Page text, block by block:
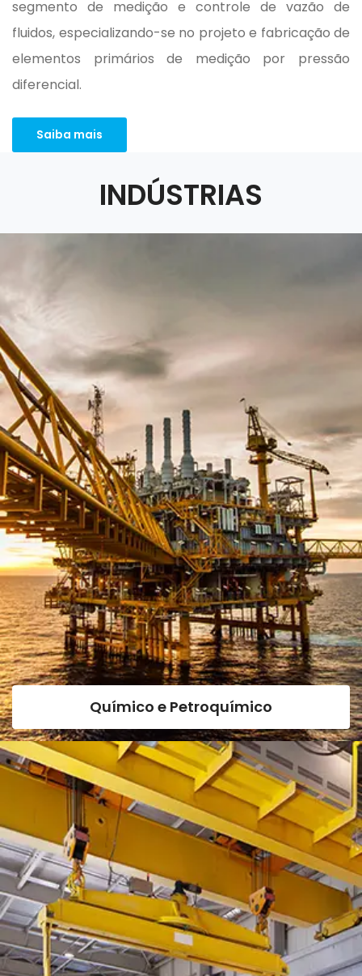
segmento de medição e controle de vazão de
fluidos, especializando-se no projeto e fabricação de
elementos primários de medição por pressão
diferencial.
Saiba mais
INDÚSTRIAS
Químico e Petroquímico